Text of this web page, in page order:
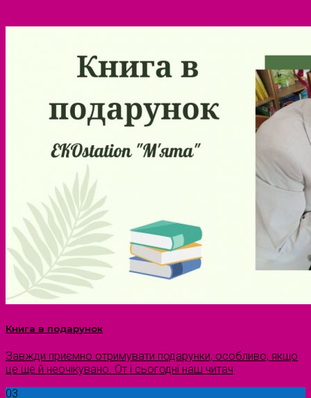
Книга в подарунок
Завжди приємно отримувати подарунки, особливо, якщо
це ще й неочікувано. От і сьогодні наш читач
03